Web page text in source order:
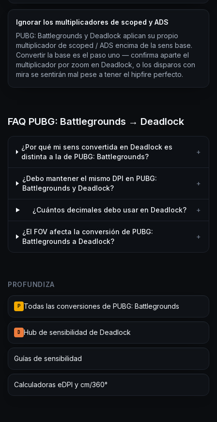
Ignorar los multiplicadores de scoped y ADS
PUBG: Battlegrounds y Deadlock aplican su propio
multiplicador de scoped / ADS encima de la sens base.
Convertir la base es el paso uno — confirma aparte el
multiplicador por zoom en Deadlock, o los disparos con
mira se sentirán mal pese a tener el hipfire perfecto.
FAQ PUBG: Battlegrounds → Deadlock
¿Por qué mi sens convertida en Deadlock es
distinta a la de PUBG: Battlegrounds?
+
¿Debo mantener el mismo DPI en PUBG:
Battlegrounds y Deadlock?
+
¿Cuántos decimales debo usar en Deadlock? +
¿El FOV afecta la conversión de PUBG:
Battlegrounds a Deadlock?
+
PROFUNDIZA
P Todas las conversiones de PUBG: Battlegrounds
D Hub de sensibilidad de Deadlock
Guías de sensibilidad
Calculadoras eDPI y cm/360°